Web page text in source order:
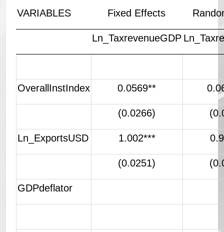
VARIABLES Fixed Effects
Ln_TaxrevenueGDP
OverallInstIndex 0.0569**
(0.0266)
Ln_ExportsUSD 1.002***
(0.0251)
GDPdeflator